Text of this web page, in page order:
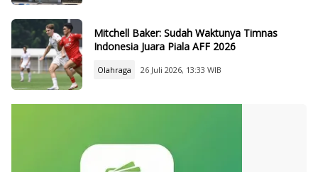
Mitchell Baker: Sudah Waktunya Timnas
Indonesia Juara Piala AFF 2026
Olahraga 26 Juli 2026, 13:33 WIB